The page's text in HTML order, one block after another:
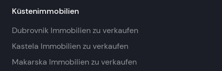
Küstenimmobilien
Dubrovnik Immobilien zu verkaufen
Kastela Immobilien zu verkaufen
Makarska Immobilien zu verkaufen